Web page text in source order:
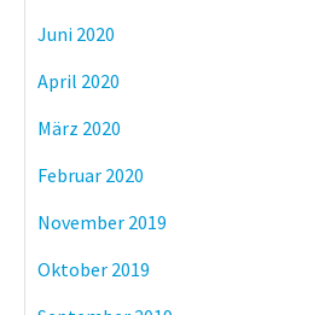
Juni 2020
April 2020
März 2020
Februar 2020
November 2019
Oktober 2019